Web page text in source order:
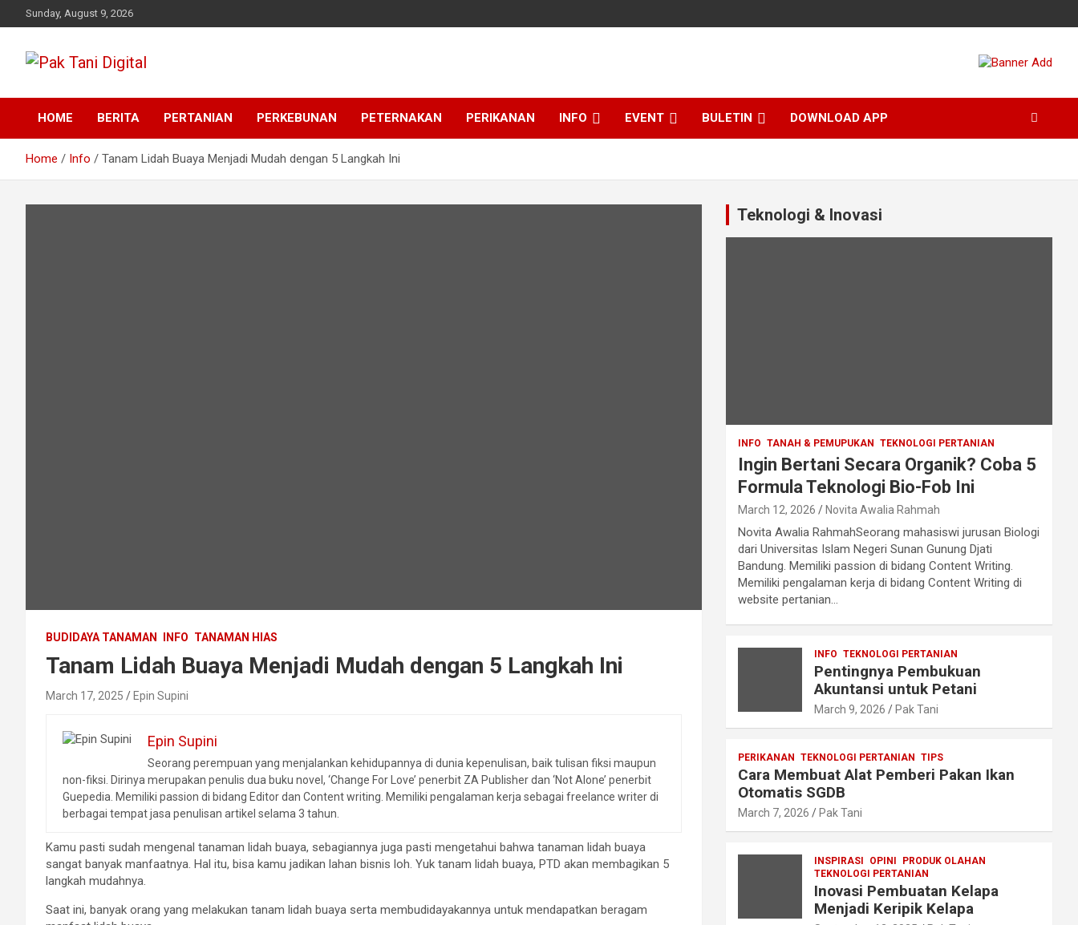
to
Sunday, August 9, 2026
Pak Tani Digital
HOME BERITA PERTANIAN PERKEBUNAN PETERNAKAN PERIKANAN INFO EVENT BULETIN DOWNLOAD APP
Home Info Tanam Lidah Buaya Menjadi Mudah dengan 5 Langkah Ini
BUDIDAYA TANAMAN INFO TANAMAN HIAS
Tanam Lidah Buaya Menjadi Mudah dengan 5 Langkah Ini
March 17, 2025 Epin Supini
Epin Supini
Seorang perempuan yang menjalankan kehidupannya di dunia kepenulisan, baik tulisan fiksi maupun
non-fiksi. Dirinya merupakan penulis dua buku novel, ‘Change For Love’ penerbit ZA Publisher dan ‘Not Alone’ penerbit
Guepedia. Memiliki passion di bidang Editor dan Content writing. Memiliki pengalaman kerja sebagai freelance writer di
berbagai tempat jasa penulisan artikel selama 3 tahun.
Kamu pasti sudah mengenal tanaman lidah buaya, sebagiannya juga pasti mengetahui bahwa tanaman lidah buaya
sangat banyak manfaatnya. Hal itu, bisa kamu jadikan lahan bisnis loh. Yuk tanam lidah buaya, PTD akan membagikan 5
langkah mudahnya.
Saat ini, banyak orang yang melakukan tanam lidah buaya serta membudidayakannya untuk mendapatkan beragam
Teknologi & Inovasi
INFO TANAH & PEMUPUKAN TEKNOLOGI PERTANIAN
Ingin Bertani Secara Organik? Coba 5
Formula Teknologi Bio-Fob Ini
March 12, 2026 Novita Awalia Rahmah
Novita Awalia RahmahSeorang mahasiswi jurusan Biologi
dari Universitas Islam Negeri Sunan Gunung Djati
Bandung. Memiliki passion di bidang Content Writing.
Memiliki pengalaman kerja di bidang Content Writing di
website pertanian…
INFO TEKNOLOGI PERTANIAN
Pentingnya Pembukuan
Akuntansi untuk Petani
March 9, 2026 Pak Tani
PERIKANAN TEKNOLOGI PERTANIAN TIPS
Cara Membuat Alat Pemberi Pakan Ikan
Otomatis SGDB
March 7, 2026 Pak Tani
INSPIRASI OPINI
PRODUK OLAHAN
TEKNOLOGI PERTANIAN
Inovasi Pembuatan Kelapa
Menjadi Keripik Kelapa